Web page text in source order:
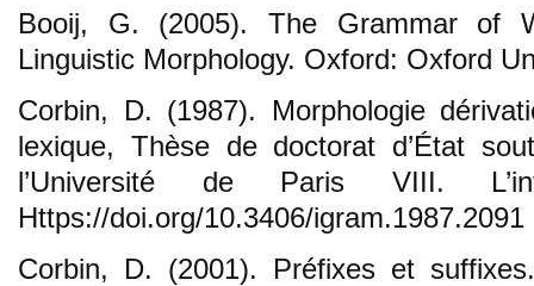
Booij, G. (2005). The Grammar of
Linguistic Morphology. Oxford: Oxford
Corbin, D. (1987). Morphologie
lexique, Thèse de doctorat d’État
l’Université de Paris VIII.
Https://doi.org/10.3406/igram.1987.2091
Corbin, D. (2001). Préfixes et